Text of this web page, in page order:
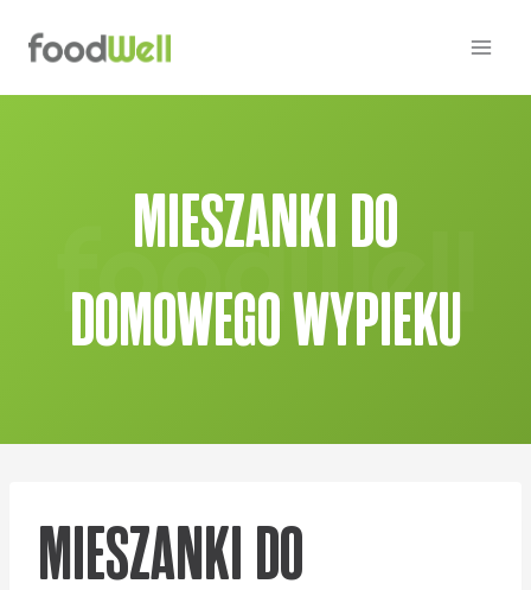
MIESZANKI DO
DOMOWEGO WYPIEKU
MIESZANKI DO